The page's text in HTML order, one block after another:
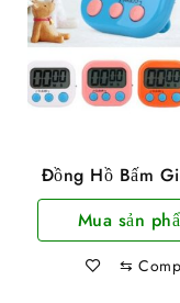
Đồng Hồ Bấm
Ngược Có
Mua sản
⇆